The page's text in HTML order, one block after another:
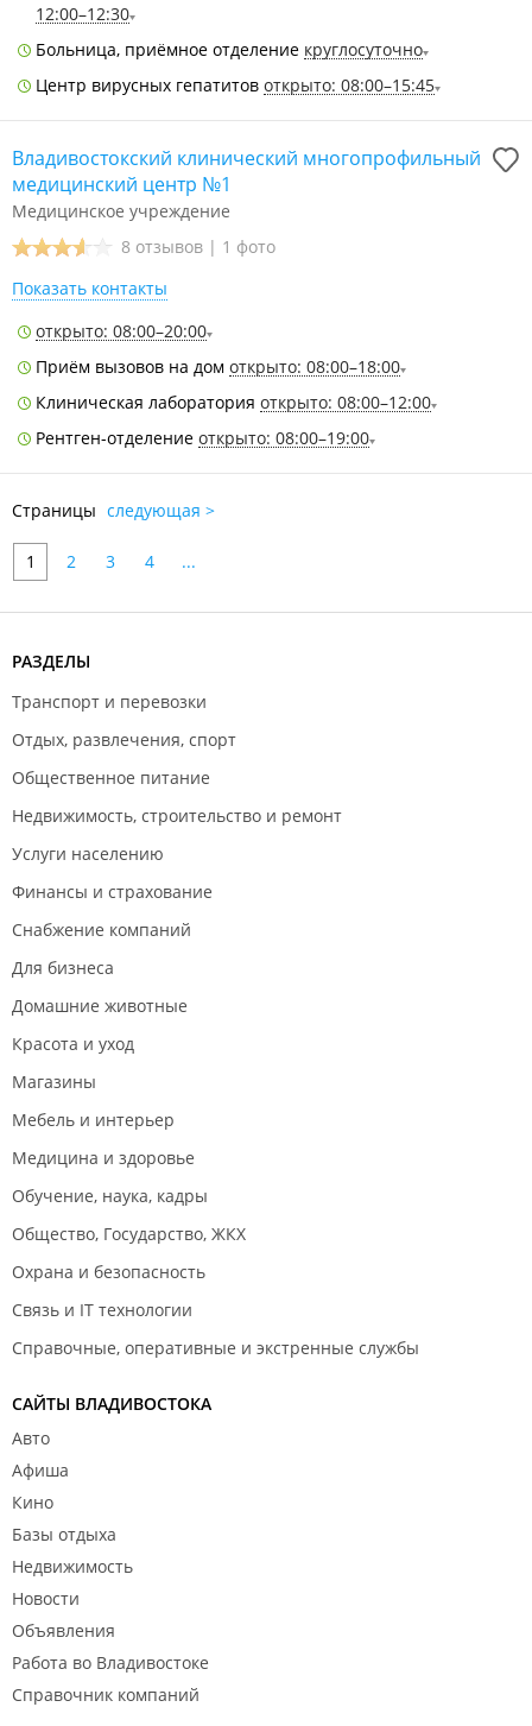
12:00–12:30
Больница, приёмное отделение круглосуточно
Центр вирусных гепатитов открыто: 08:00–15:45
Владивостокский клинический многопрофильный
медицинский центр №1
Медицинское учреждение
8 отзывов | 1 фото
Показать контакты
открыто: 08:00–20:00
Приём вызовов на дом открыто: 08:00–18:00
Клиническая лаборатория открыто: 08:00–12:00
Рентген-отделение открыто: 08:00–19:00
Страницы следующая >
1 2 3 4 ...
РАЗДЕЛЫ
Транспорт и перевозки
Отдых, развлечения, спорт
Общественное питание
Недвижимость, строительство и ремонт
Услуги населению
Финансы и страхование
Снабжение компаний
Для бизнеса
Домашние животные
Красота и уход
Магазины
Мебель и интерьер
Медицина и здоровье
Обучение, наука, кадры
Общество, Государство, ЖКХ
Охрана и безопасность
Связь и IT технологии
Справочные, оперативные и экстренные службы
САЙТЫ ВЛАДИВОСТОКА
Авто
Афиша
Кино
Базы отдыха
Недвижимость
Новости
Объявления
Работа во Владивостоке
Справочник компаний